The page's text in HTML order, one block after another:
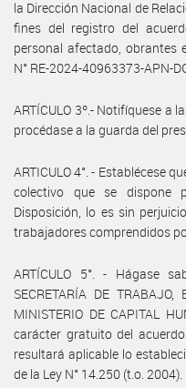
la Dirección Nacional de
fines del registro del
personal afectado, obrantes
N° RE-2024-40963373-APN-
ARTÍCULO 3º.- Notifíquese a
procédase a la guarda del
ARTICULO 4°. - Establécese
colectivo que se dispone
Disposición, lo es sin
trabajadores comprendidos
ARTÍCULO 5°. - Hágase
SECRETARÍA DE
MINISTERIO DE CAPITAL
carácter gratuito del
resultará aplicable lo
de la Ley N° 14.250 (t.o. 2004).